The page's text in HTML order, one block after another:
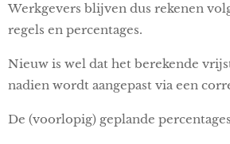
Werkgevers blijven dus rekenen
regels en percentages.
Nieuw is wel dat het berekende
nadien wordt aangepast via een
De (voorlopig) geplande